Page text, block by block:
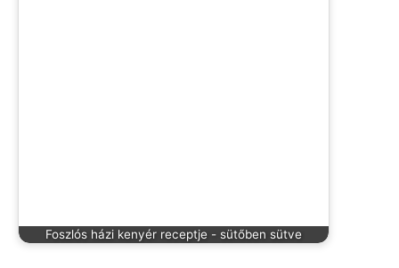
Foszlós házi kenyér receptje - sütőben sütve